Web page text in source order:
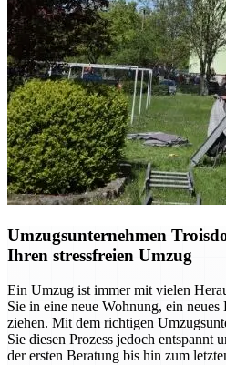
Umzugsunternehmen
Ihren stressfreien Umzug
Ein Umzug ist immer mit vielen
Sie in eine neue Wohnung, ein
ziehen. Mit dem richtigen
Sie diesen Prozess jedoch entspannt
der ersten Beratung bis hin zum